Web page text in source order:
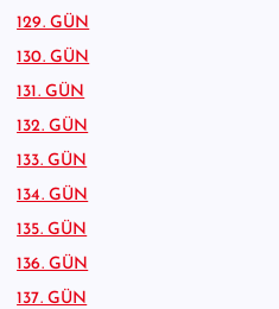
129. GÜN
130. GÜN
131. GÜN
132. GÜN
133. GÜN
134. GÜN
135. GÜN
136. GÜN
137. GÜN